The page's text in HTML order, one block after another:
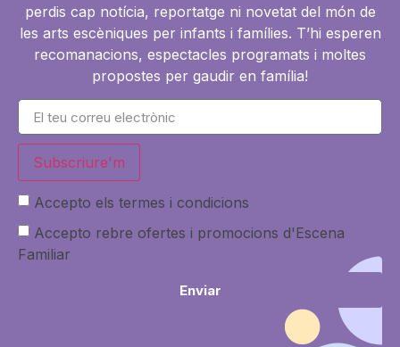
perdis cap notícia, reportatge ni novetat del món de
les arts escèniques per infants i famílies. T’hi esperen
recomanacions, espectacles programats i moltes
propostes per gaudir en família!
Subscriure'm
Accepto els termes i condicions
Accepto rebre ofertes i promocions d'Escena
Familiar
Enviar